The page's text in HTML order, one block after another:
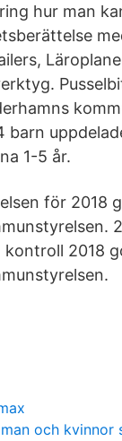
hur man
barn
1-5 år.
för 2018
2018
och kvinnor